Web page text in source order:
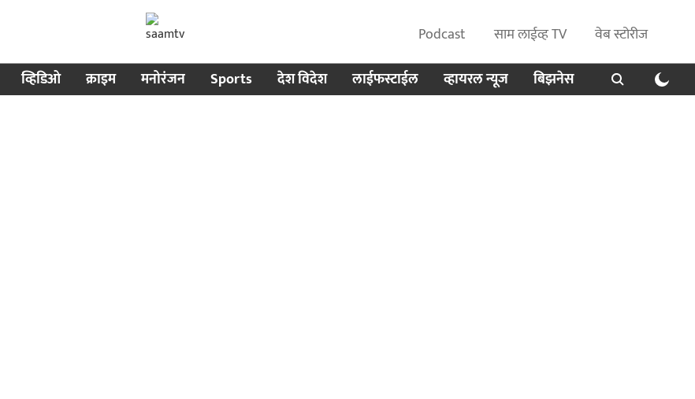
Podcast साम लाईव्ह TV
वेब स्टोरीज
व्हिडिओ क्राइम मनोरंजन Sports देश विदेश लाईफस्टाईल व्हायरल न्यूज बिझनेस